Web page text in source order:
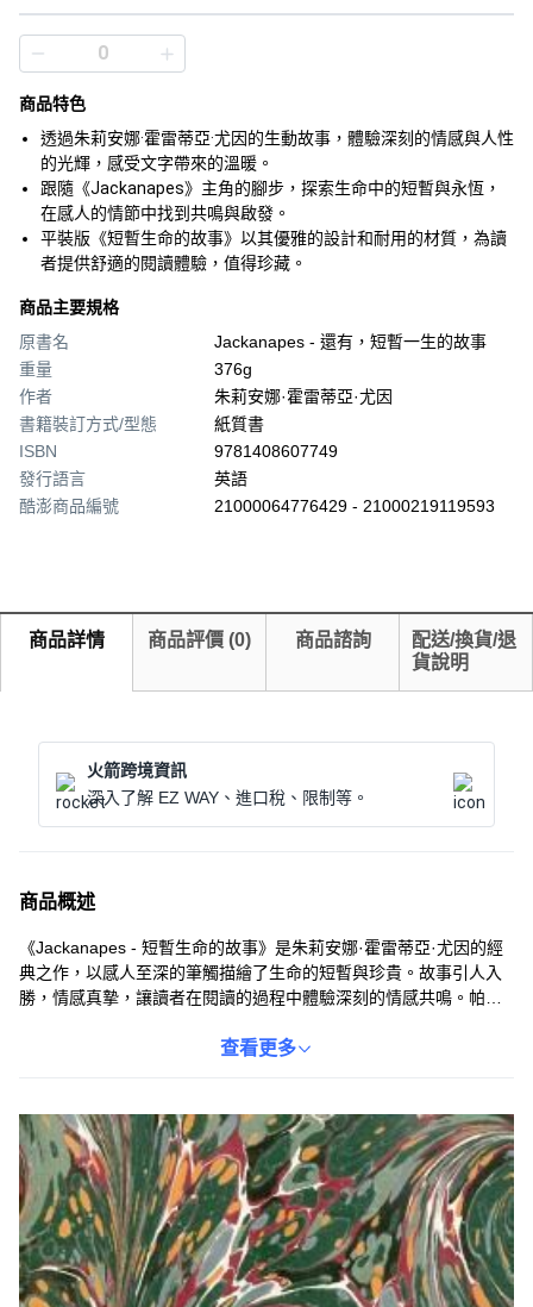
商品特色
透過朱莉安娜·霍雷蒂亞·尤因的生動故事，體驗深刻的情感與人性
的光輝，感受文字帶來的溫暖。
跟隨《Jackanapes》主角的腳步，探索生命中的短暫與永恆，
在感人的情節中找到共鳴與啟發。
平裝版《短暫生命的故事》以其優雅的設計和耐用的材質，為讀
者提供舒適的閱讀體驗，值得珍藏。
商品主要規格
原書名
Jackanapes - 還有，短暫一生的故事
重量
376g
作者
朱莉安娜·霍雷蒂亞·尤因
書籍裝訂方式/型態
紙質書
ISBN
9781408607749
發行語言
英語
酷澎商品編號
21000064776429 - 21000219119593
商品詳情 商品評價 (0) 商品諮詢
配送/換貨/退
貨說明
火箭跨境資訊
深入了解 EZ WAY、進口稅、限制等。
商品概述
《Jackanapes - 短暫生命的故事》是朱莉安娜·霍雷蒂亞·尤因的經
典之作，以感人至深的筆觸描繪了生命的短暫與珍貴。故事引人入
勝，情感真摯，讓讀者在閱讀的過程中體驗深刻的情感共鳴。帕特
極佳的閱讀體驗。本書適合所有年齡層的讀者，是一部值得反覆品
查看更多